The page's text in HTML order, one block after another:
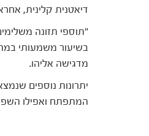
דיאטנית קלינית,
"תוספי תזונה
בשיעור משמעותי
מדגישה אליהו.
יתרונות נוספים
המתפתח ואפילו